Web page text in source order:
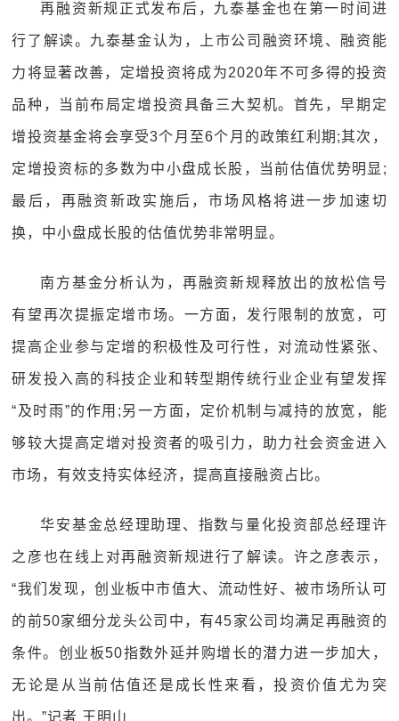
再融资新规正式发布后，九泰基金也在第一时间进
行了解读。九泰基金认为，上市公司融资环境、融资能
力将显著改善，定增投资将成为2020年不可多得的投资
品种，当前布局定增投资具备三大契机。首先，早期定
增投资基金将会享受3个月至6个月的政策红利期;其次，
定增投资标的多数为中小盘成长股，当前估值优势明显;
最后，再融资新政实施后，市场风格将进一步加速切
换，中小盘成长股的估值优势非常明显。
南方基金分析认为，再融资新规释放出的放松信号
有望再次提振定增市场。一方面，发行限制的放宽，可
提高企业参与定增的积极性及可行性，对流动性紧张、
研发投入高的科技企业和转型期传统行业企业有望发挥
“及时雨”的作用;另一方面，定价机制与减持的放宽，能
够较大提高定增对投资者的吸引力，助力社会资金进入
市场，有效支持实体经济，提高直接融资占比。
华安基金总经理助理、指数与量化投资部总经理许
之彦也在线上对再融资新规进行了解读。许之彦表示，
“我们发现，创业板中市值大、流动性好、被市场所认可
的前50家细分龙头公司中，有45家公司均满足再融资的
条件。创业板50指数外延并购增长的潜力进一步加大，
无论是从当前估值还是成长性来看，投资价值尤为突
出。”记者 王明山